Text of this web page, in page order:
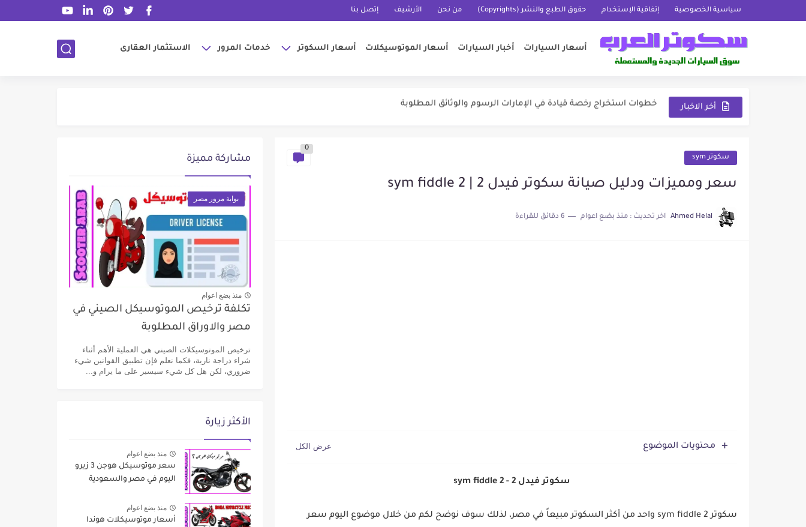
سياسية الخصوصية إتفاقية الإستخدام حقوق الطبع والنشر (Copyrights) من نحن الأرشيف إتصل بنا
أسعار السيارات أخبار السيارات أسعار الموتوسيكلات أسعار السكوتر خدمات المرور الاستثمار العقارى
أخر الاخبار
كيشها أفضل موقع شراء وبيع سيارات في السعودية | kayishha
بشري سارة للمغتربين إعفاء سيارات المصريين بالخارج من الجمارك
دليل مواقف السيارات في الإمارات الرسوم وكيفية الحجز
سكوتر sym
0
سعر ومميزات ودليل صيانة سكوتر فيدل 2 | sym fiddle 2
Ahmed Helal اخر تحديث : منذ بضع اعوام 6 دقائق للقراءة
محتويات الموضوع
سكوتر فيدل 2 - sym fiddle 2
سكوتر sym fiddle 2 واحد من أكثر السكوتر مبيعاً في مصر، لذلك سوف نوضح لكم من خلال موضوع اليوم سعر
مشاركة مميزة
بوابة مرور مصر
منذ بضع اعوام
تكلفة ترخيص الموتوسيكل الصيني في
مصر والاوراق المطلوبة
ترخيص الموتوسيكلات الصيني هي العملية الأهم أثناء
شراء دراجة نارية، فكما نعلم فإن تطبيق القوانين شيء
ضروري، لكن هل كل شيء سيسير على ما يرام و...
الأكثر زيارة
منذ بضع اعوام
سعر موتوسيكل هوجن 3 زيرو
اليوم في مصر والسعودية
منذ بضع اعوام
أسعار موتوسيكلات هوندا